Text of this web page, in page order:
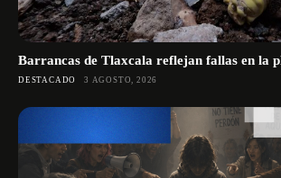
Barrancas de Tlaxcala reflejan fallas en la
DESTACADO 3 AGOSTO, 2026